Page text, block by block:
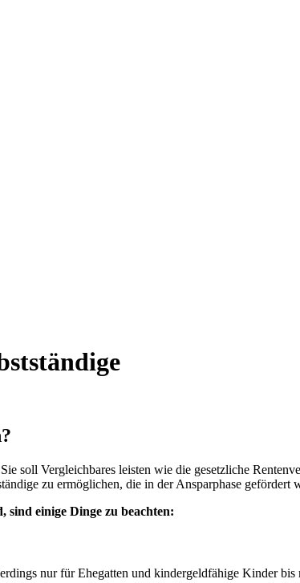
soll Vergleichbares leisten wie die gesetzliche
zu ermöglichen, die in der Ansparphase gefördert
sind einige Dinge zu beachten:
nur für Ehegatten und kindergeldfähige Kinder